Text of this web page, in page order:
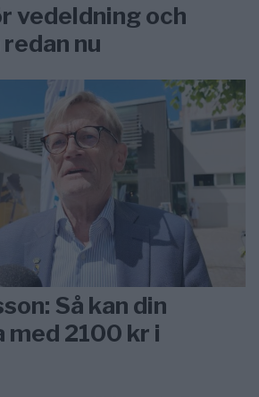
vedeldning och
nu
Så kan din
med 2100 kr i